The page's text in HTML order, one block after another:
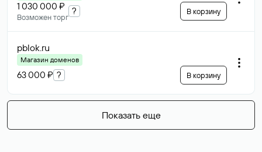
1 030 000 ₽
Возможен торг
? В корзину
pblok.ru
Магазин доменов
63 000 ₽ ? В корзину
Показать еще